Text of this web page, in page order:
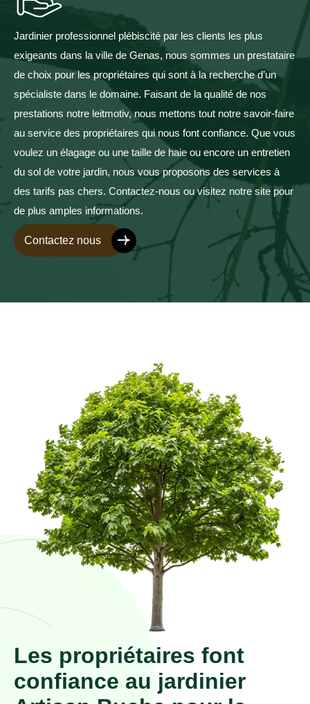
Jardinier professionnel plébiscité par les clients les plus
exigeants dans la ville de Genas, nous sommes un prestataire
de choix pour les propriétaires qui sont à la recherche d’un
spécialiste dans le domaine. Faisant de la qualité de nos
prestations notre leitmotiv, nous mettons tout notre savoir-faire
au service des propriétaires qui nous font confiance. Que vous
voulez un élagage ou une taille de haie ou encore un entretien
du sol de votre jardin, nous vous proposons des services à
des tarifs pas chers. Contactez-nous ou visitez notre site pour
de plus amples informations.
Contactez nous
Les propriétaires font
confiance au jardinier